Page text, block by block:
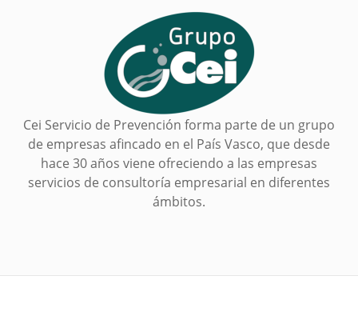
Cei Servicio de Prevención forma parte de un grupo
de empresas afincado en el País Vasco, que desde
hace 30 años viene ofreciendo a las empresas
servicios de consultoría empresarial en diferentes
ámbitos.